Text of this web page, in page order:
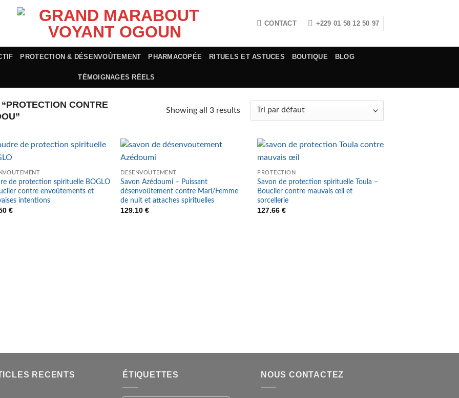
CONTACT +229 01 58 12 50 97
PROTECTION & DÉSENVOÛTEMENT PHARMACOPÉE RITUELS ET ASTUCES BOUTIQUE BLOG
TÉMOIGNAGES RÉELS
CONTRE
Showing all 3 results
de protection spirituelle BOGLO
contre envoûtements et
intentions
€
DÉSENVOÛTEMENT
Savon Azédoumi – Puissant
désenvoûtement contre Mari/Femme
de nuit et attaches spirituelles
129.10€
PROTECTION
Savon de protection spirituelle Toula –
Bouclier contre mauvais œil et
sorcellerie
127.66€
RECENTS ÉTIQUETTES NOUS CONTACTEZ